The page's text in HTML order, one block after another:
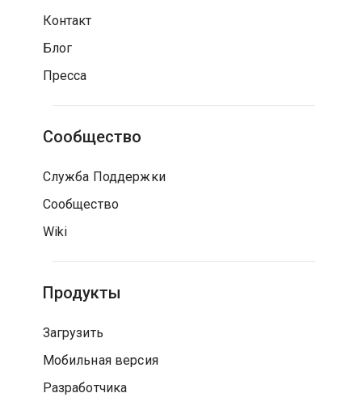
Контакт
Блог
Пресса
Сообщество
Служба Поддержки
Сообщество
Wiki
Продукты
Загрузить
Мобильная версия
Разработчика